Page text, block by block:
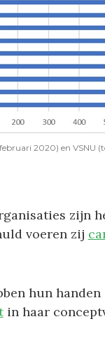
2020) en VSNU
zijn
voeren zij
hun
in haar